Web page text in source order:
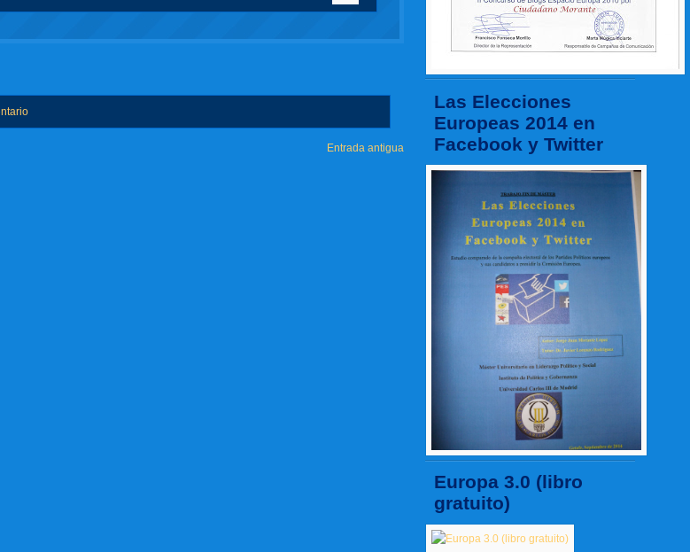
Las Elecciones
Europeas 2014 en
Facebook y Twitter
Europa 3.0 (libro
gratuito)
Entrada antigua